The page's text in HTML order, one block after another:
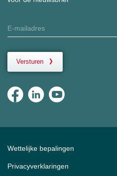
Versturen
Wettelijke bepalingen
Privacyverklaringen